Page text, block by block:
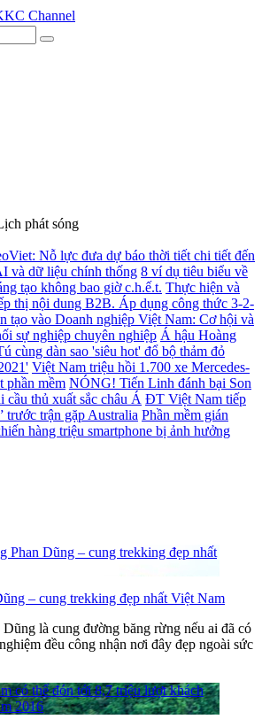
phát sóng
Nỗ lực đưa dự báo thời tiết chi tiết đến
và dữ liệu chính thống 8 ví dụ tiêu biểu về
tạo không bao giờ c.h.ế.t. Thực hiện và
thị nội dung B2B. Áp dụng công thức 3-2-
tạo vào Doanh nghiệp Việt Nam: Cơ hội và
sự nghiệp chuyên nghiệp Á hậu Hoàng
cùng dàn sao 'siêu hot' đổ bộ thảm đỏ
Việt Nam triệu hồi 1.700 xe Mercedes-
phần mềm NÓNG! Tiến Linh đánh bại Son
cầu thủ xuất sắc châu Á ĐT Việt Nam tiếp
trước trận gặp Australia Phần mềm gián
hàng triệu smartphone bị ảnh hưởng
– cung trekking đẹp nhất Việt Nam
là cung đường băng rừng nếu ai đã có
đều công nhận nơi đây đẹp ngoài sức